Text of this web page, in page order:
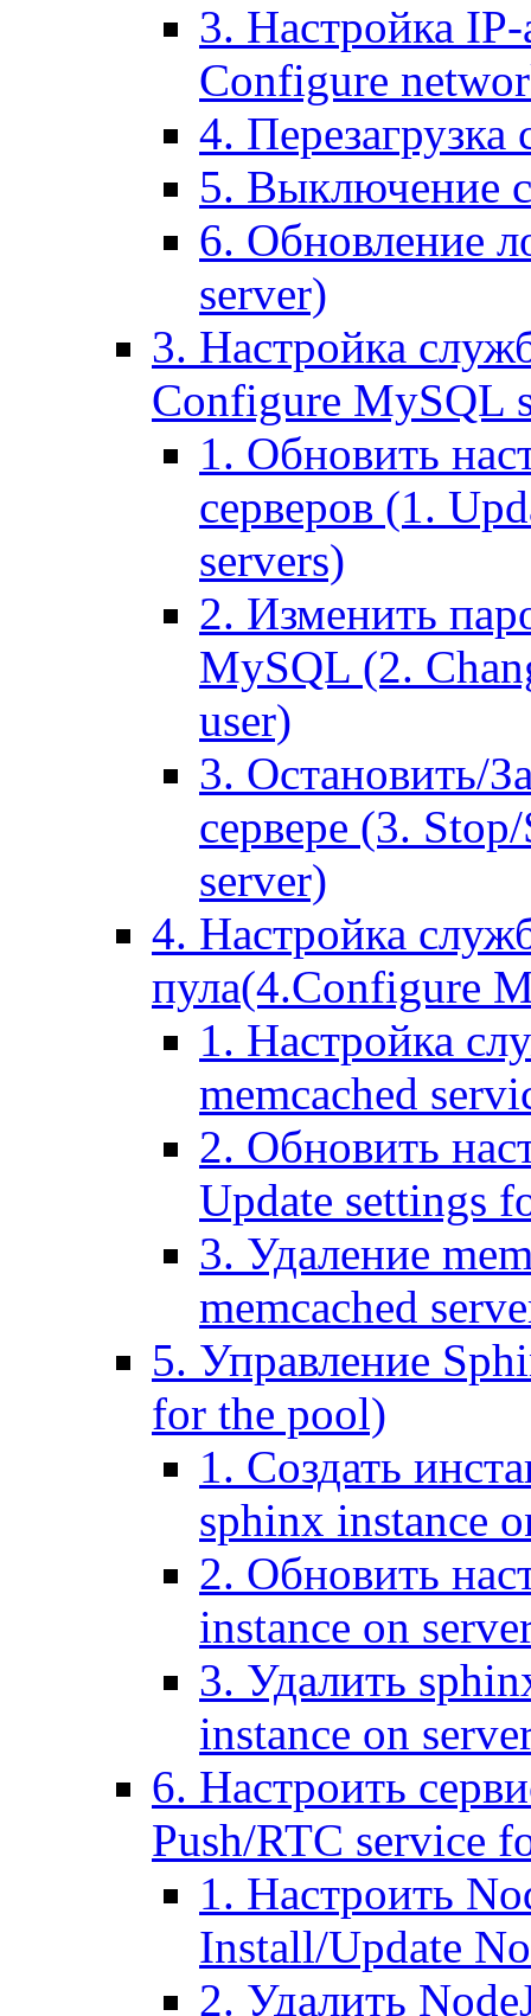
3. Настройка
Configure
4. Перезагрузка
5. Выключение
6. Обновление
server)
3. Настройка
Configure MySQL
1. Обновить
серверов (1.
servers)
2. Изменить
MySQL (2.
user)
3. Остановить/
сервере (3.
server)
4. Настройка
пула(4.Configure
1. Настройка
memcached
2. Обновить
Update settings
3. Удаление
memcached
5. Управление
for the pool)
1. Создать
sphinx instance
2. Обновить
instance on
3. Удалить
instance on
6. Настроить
Push/RTC service
1. Настроить
Install/Update
2. Удалить